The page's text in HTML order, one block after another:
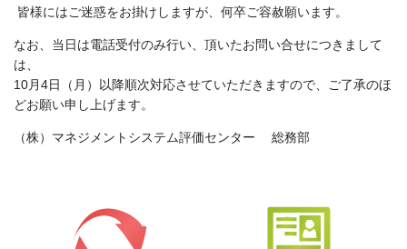
皆様にはご迷惑をお掛けしますが、何卒ご容赦願います。
なお、当日は電話受付のみ行い、頂いたお問い合せにつきまして
は、
10月4日（月）以降順次対応させていただきますので、ご了承のほ
どお願い申し上げます。
（株）マネジメントシステム評価センター 総務部